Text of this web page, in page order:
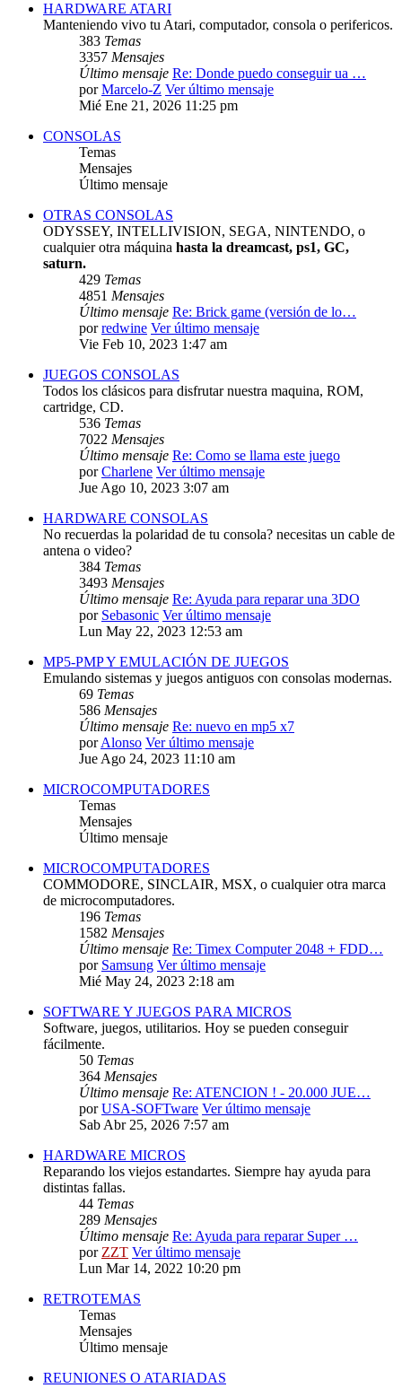
HARDWARE ATARI
Manteniendo vivo tu Atari, computador, consola o perifericos.
383 Temas
3357 Mensajes
Último mensaje Re: Donde puedo conseguir ua …
porMarcelo-Z Ver último mensaje
Mié Ene 21, 2026 11:25 pm
CONSOLAS
Temas
Mensajes
Último mensaje
OTRAS CONSOLAS
ODYSSEY, INTELLIVISION, SEGA, NINTENDO, o
cualquier otra máquina hasta la dreamcast, ps1, GC,
saturn.
429 Temas
4851 Mensajes
Último mensaje Re: Brick game (versión de lo…
porredwine Ver último mensaje
Vie Feb 10, 2023 1:47 am
JUEGOS CONSOLAS
Todos los clásicos para disfrutar nuestra maquina, ROM,
cartridge, CD.
536 Temas
7022 Mensajes
Último mensaje Re: Como se llama este juego
porCharlene Ver último mensaje
Jue Ago 10, 2023 3:07 am
HARDWARE CONSOLAS
No recuerdas la polaridad de tu consola? necesitas un cable de
antena o video?
384 Temas
3493 Mensajes
Último mensaje Re: Ayuda para reparar una 3DO
por Sebasonic Ver último mensaje
Lun May 22, 2023 12:53 am
MP5-PMP Y EMULACIÓN DE JUEGOS
Emulando sistemas y juegos antiguos con consolas modernas.
69 Temas
586 Mensajes
Último mensaje Re: nuevo en mp5 x7
porAlonso Ver último mensaje
Jue Ago 24, 2023 11:10 am
MICROCOMPUTADORES
Temas
Mensajes
Último mensaje
MICROCOMPUTADORES
COMMODORE, SINCLAIR, MSX, o cualquier otra marca
de microcomputadores.
196 Temas
1582 Mensajes
Último mensaje Re: Timex Computer 2048 + FDD…
por Samsung Ver último mensaje
Mié May 24, 2023 2:18 am
SOFTWARE Y JUEGOS PARA MICROS
Software, juegos, utilitarios. Hoy se pueden conseguir
fácilmente.
50 Temas
364 Mensajes
Último mensaje Re: ATENCION ! - 20.000 JUE…
porUSA-SOFTware Ver último mensaje
Sab Abr 25, 2026 7:57 am
HARDWARE MICROS
Reparando los viejos estandartes. Siempre hay ayuda para
distintas fallas.
44 Temas
289 Mensajes
Último mensaje Re: Ayuda para reparar Super …
porZZT Ver último mensaje
Lun Mar 14, 2022 10:20 pm
RETROTEMAS
Temas
Mensajes
Último mensaje
REUNIONES O ATARIADAS